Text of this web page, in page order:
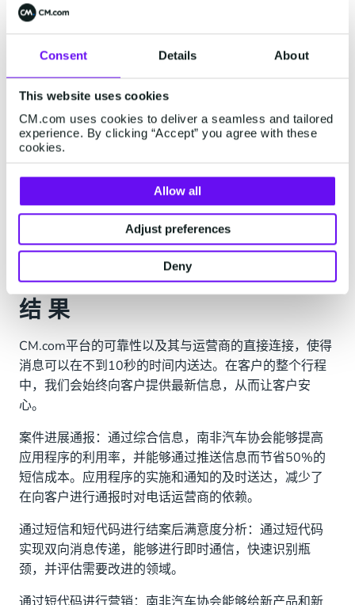
Consent Details About
This website uses cookies
CM.com uses cookies to deliver a seamless and tailored
experience. By clicking “Accept” you agree with these
cookies.
Allow all
Adjust preferences
Deny
一被使用就立即启用位置服务，因此可以缩短救援车辆
到达用户所在地点的相应时间，而且也无需用户提供物
理地址或位置。
Van der Merwe先生表示：“通过与CM.com合作，我们发
现了许多可以利用短信推送信息的机会，从案件进展通
报、结案后满意度分析调查直至营销活动。”
，从移动应用程序中提交紧急道路救援工作请求，通过
CM.com的SMS API，应用程序将自动向用户发送通知短
信。用户安装程序后，按照CM.com的综合信息解决方
案，信息平台将自动发送短信或语音信息。
更多关于SMS
结 果
CM.com平台的可靠性以及其与运营商的直接连接，使得
消息可以在不到10秒的时间内送达。在客户的整个行程
中，我们会始终向客户提供最新信息，从而让客户安
心。
案件进展通报：通过综合信息，南非汽车协会能够提高
应用程序的利用率，并能够通过推送信息而节省50%的
短信成本。应用程序的实施和通知的及时送达，减少了
在向客户进行通报时对电话运营商的依赖。
通过短信和短代码进行结案后满意度分析：通过短代码
实现双向消息传递，能够进行即时通信，快速识别瓶
颈，并评估需要改进的领域。